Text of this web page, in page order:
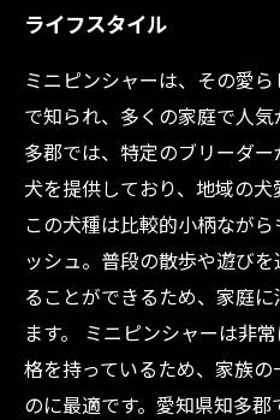
ライフスタイル
ミニピンシャーは、その愛
で知られ、多くの家庭で人
多郡では、特定のブリーダ
犬を提供しており、地域の犬
この犬種は比較的小柄なが
ッシュ。普段の散歩や遊び
ることができるため、家庭
ます。 ミニピンシャーは非
格を持っているため、家族
のに最適です。愛知県知多